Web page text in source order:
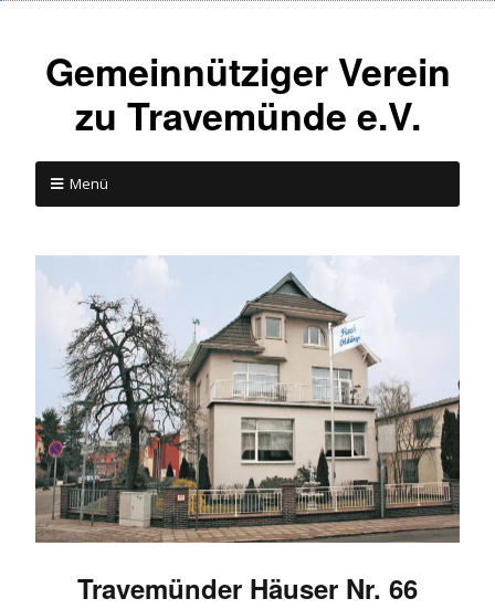
Gemeinnütziger Verein
zu Travemünde e.V.
Menü
Travemünder Häuser Nr. 66